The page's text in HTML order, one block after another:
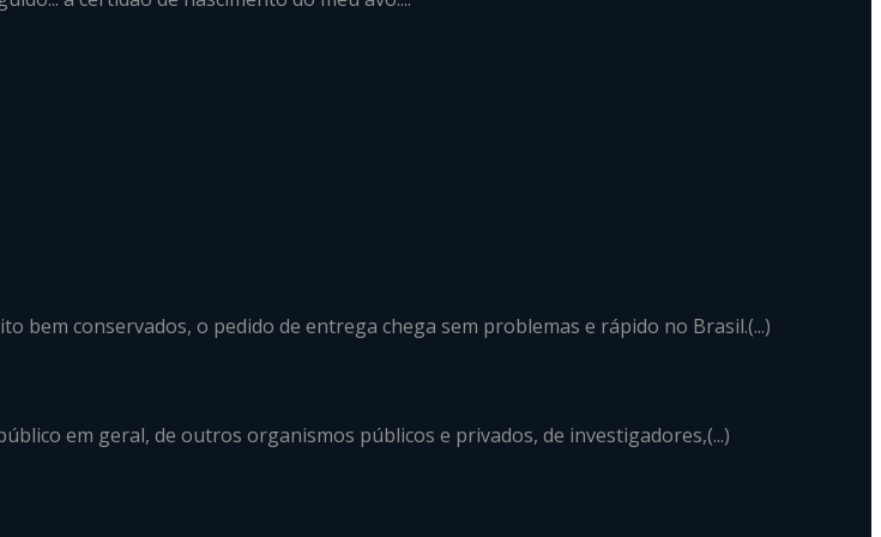
bem conservados, o pedido de entrega chega sem problemas e rápido no Brasil.(...)
em geral, de outros organismos públicos e privados, de investigadores,(...)